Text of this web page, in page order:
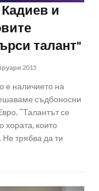
и
талант"
2015
е наличието на
съдбоносни
"Талантът се
хората, които
Не трябва да ти